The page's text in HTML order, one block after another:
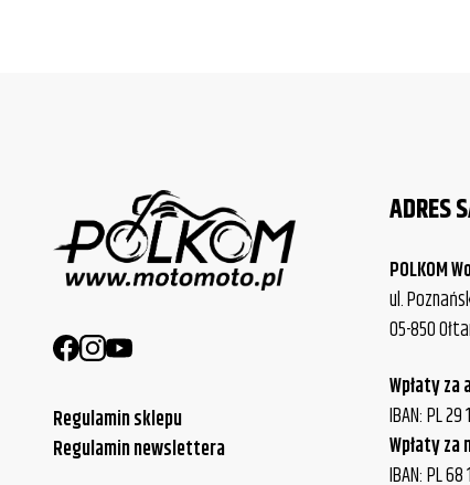
Regulamin sklepu
Regulamin newslettera
ADRES
POLKOM
ul.
05-850
Wpłaty
IBAN: PL
Wpłaty
IBAN: PL